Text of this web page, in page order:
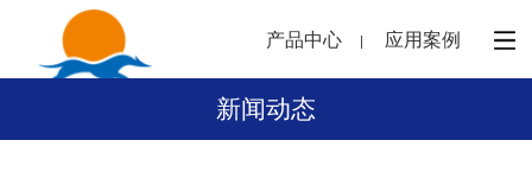
产品中心 应用案例
新闻动态